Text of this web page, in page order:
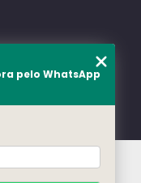
pelo WhatsApp